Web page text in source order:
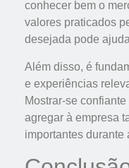
conhecer bem o
valores praticados
desejada pode
Além disso, é
e experiências
Mostrar-se
agregar à empresa
importantes